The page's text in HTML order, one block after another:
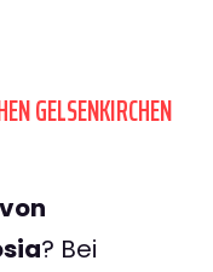
GELSENKIRCHEN
? Bei